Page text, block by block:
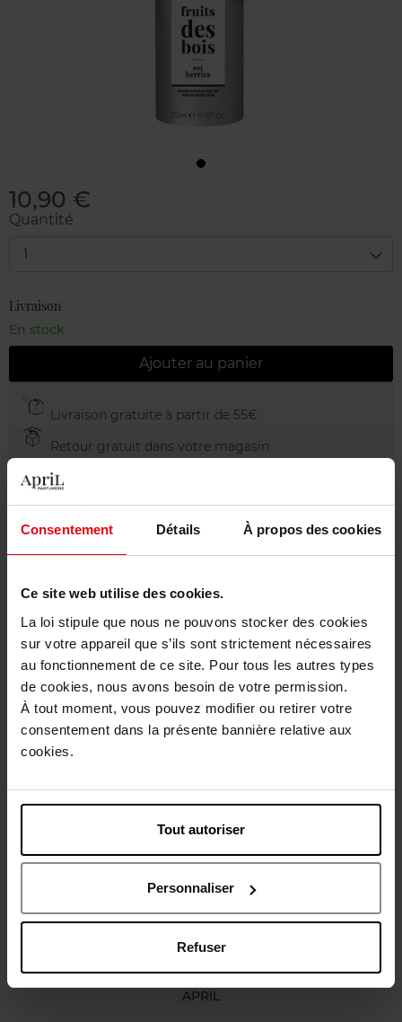
Consentement Détails À propos des cookies
Ce site web utilise des cookies.
La loi stipule que nous ne pouvons stocker des cookies
sur votre appareil que s’ils sont strictement nécessaires
au fonctionnement de ce site. Pour tous les autres types
de cookies, nous avons besoin de votre permission.
À tout moment, vous pouvez modifier ou retirer votre
consentement dans la présente bannière relative aux
cookies.
Tout autoriser
Personnaliser
Refuser
10,90 €
Quantité
1
Livraison
En stock
Ajouter au panier
Livraison gratuite à partir de 55€
Retour gratuit dans votre magasin
Emballage cadeau offert
Conseil d'utilisation
Caractéristiques
Vous aimerez peut-être
APRIL